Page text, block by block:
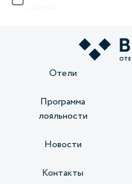
Отели
Программа
лояльности
Новости
Контакты